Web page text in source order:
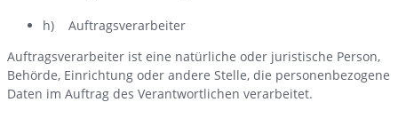
h) Auftragsverarbeiter
Auftragsverarbeiter ist eine natürliche oder juristische Person,
Behörde, Einrichtung oder andere Stelle, die personenbezogene
Daten im Auftrag des Verantwortlichen verarbeitet.